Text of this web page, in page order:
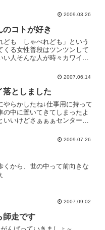
普通のおじさんでした。鈴木
だけでしたけど。...
2009.03.26
のコトが好き
ども しゃべれども」という
くる女性普段はツンツンして
い人そんな人が時々カワイイ
る昔からそんな人ばかり追っ
に出会ったのは...
2007.06.14
落としました
やらかしたね↓仕事用に持って
の中に置いてきてしまったよ
いいけどさぁぁぁセンターか
2009.07.26
くから、世の中って前向きな
2007.09.02
師走です